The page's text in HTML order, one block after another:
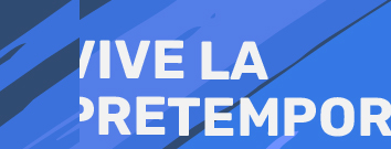
al
contenido